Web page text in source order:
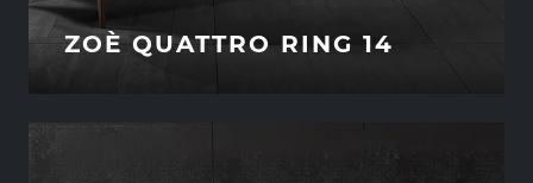
ZOÈ QUATTRO RING 14